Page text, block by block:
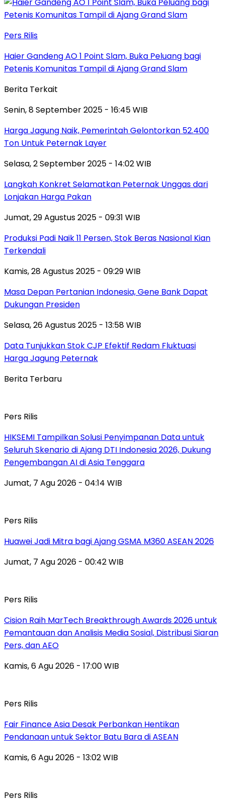
Pers Rilis
Haier Gandeng AO 1 Point Slam, Buka Peluang bagi
Petenis Komunitas Tampil di Ajang Grand Slam
Berita Terkait
Senin, 8 September 2025 - 16:45 WIB
Harga Jagung Naik, Pemerintah Gelontorkan 52.400
Ton Untuk Peternak Layer
Selasa, 2 September 2025 - 14:02 WIB
Langkah Konkret Selamatkan Peternak Unggas dari
Lonjakan Harga Pakan
Jumat, 29 Agustus 2025 - 09:31 WIB
Produksi Padi Naik 11 Persen, Stok Beras Nasional Kian
Terkendali
Kamis, 28 Agustus 2025 - 09:29 WIB
Masa Depan Pertanian Indonesia, Gene Bank Dapat
Dukungan Presiden
Selasa, 26 Agustus 2025 - 13:58 WIB
Data Tunjukkan Stok CJP Efektif Redam Fluktuasi
Harga Jagung Peternak
Berita Terbaru
Pers Rilis
HIKSEMI Tampilkan Solusi Penyimpanan Data untuk
Seluruh Skenario di Ajang DTI Indonesia 2026, Dukung
Pengembangan AI di Asia Tenggara
Jumat, 7 Agu 2026 - 04:14 WIB
Pers Rilis
Huawei Jadi Mitra bagi Ajang GSMA M360 ASEAN 2026
Jumat, 7 Agu 2026 - 00:42 WIB
Pers Rilis
Cision Raih MarTech Breakthrough Awards 2026 untuk
Pemantauan dan Analisis Media Sosial, Distribusi Siaran
Pers, dan AEO
Kamis, 6 Agu 2026 - 17:00 WIB
Pers Rilis
Fair Finance Asia Desak Perbankan Hentikan
Pendanaan untuk Sektor Batu Bara di ASEAN
Kamis, 6 Agu 2026 - 13:02 WIB
Pers Rilis